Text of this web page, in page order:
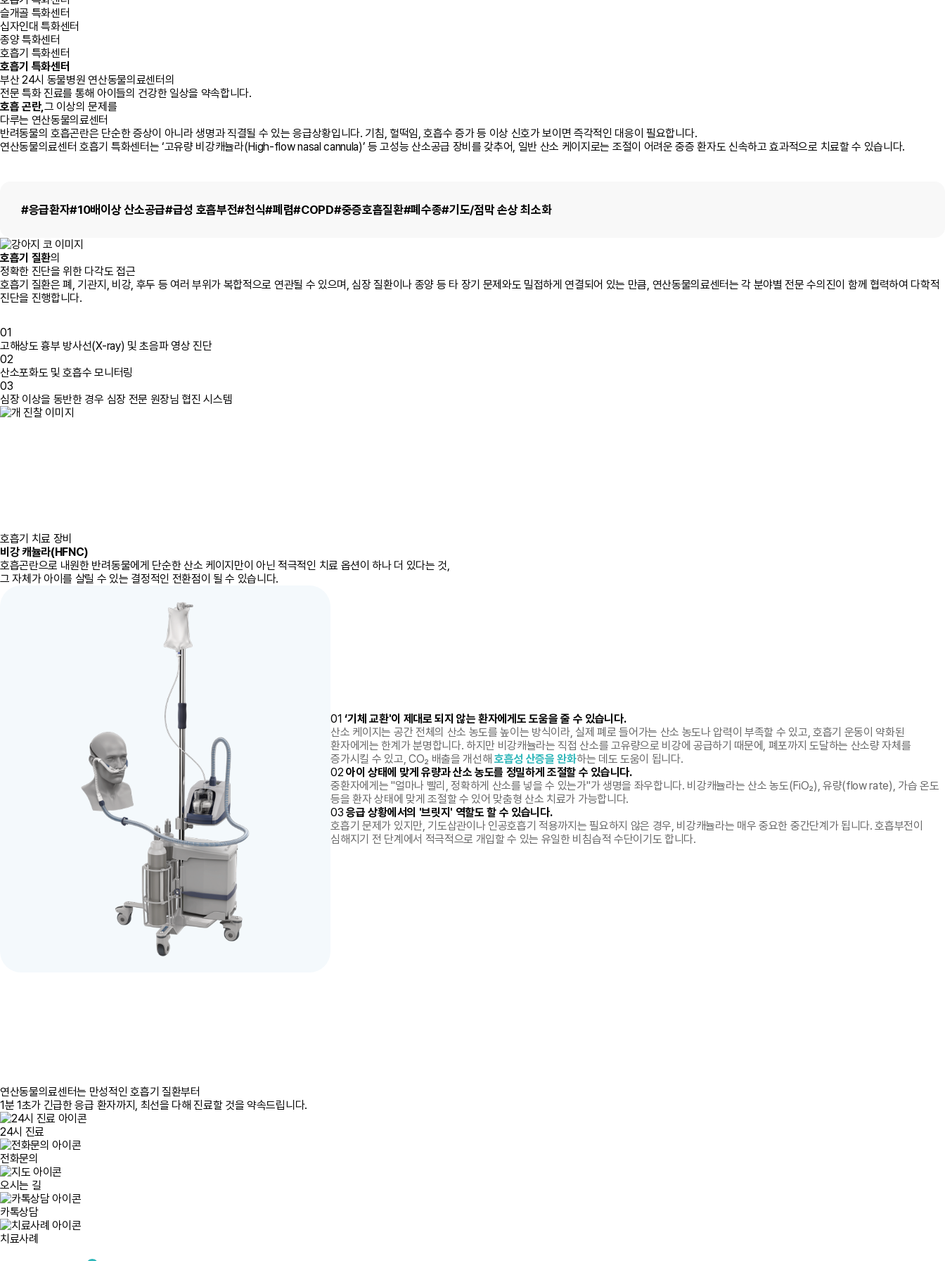
슬개골 특화센터
십자인대 특화센터
종양 특화센터
호흡기 특화센터
호흡기 특화센터
부산 24시 동물병원 연산동물의료센터의
전문 특화 진료를 통해 아이들의 건강한 일상을 약속합니다.
호흡 곤란,그 이상의 문제를
다루는 연산동물의료센터
반려동물의 호흡곤란은 단순한 증상이 아니라 생명과 직결될 수 있는 응급상황입니다. 기침, 헐떡임, 호흡수 증가 등 이상 신호가 보이면 즉각적인 대응이 필요합니다.
연산동물의료센터 호흡기 특화센터는 ‘고유량 비강캐뉼라(High-flow nasal cannula)’ 등 고성능 산소공급 장비를 갖추어, 일반 산소 케이지로는 조절이 어려운중증 환자도 신속하고 효과적으로 치료할 수 있습니다.
#응급환자#10배이상 산소공급#급성 호흡부전#천식#폐렴#COPD#중증호흡질환#폐수종#기도/점막 손상 최소화
호흡기 질환의
정확한 진단을 위한 다각도 접근
호흡기 질환은 폐, 기관지, 비강, 후두 등 여러 부위가 복합적으로 연관될 수 있으며, 심장 질환이나 종양 등 타 장기 문제와도 밀접하게 연결되어 있는 만큼, 연산동물의료센터는각 분야별 전문 수의진이 함께 협력하여 다학적
진단을 진행합니다.
01
고해상도 흉부 방사선(X-ray) 및 초음파 영상 진단
02
산소포화도 및 호흡수 모니터링
03
심장 이상을 동반한 경우 심장 전문 원장님 협진 시스템
호흡기 치료 장비
비강 캐뉼라(HFNC)
호흡곤란으로 내원한 반려동물에게 단순한 산소 케이지만이 아닌 적극적인 치료 옵션이 하나 더 있다는 것,
그 자체가 아이를 살릴 수 있는 결정적인 전환점이 될 수 있습니다.
01 ‘기체 교환'이 제대로 되지 않는 환자에게도 도움을 줄 수 있습니다.
산소 케이지는 공간 전체의 산소 농도를 높이는 방식이라, 실제 폐로 들어가는 산소 농도나 압력이 부족할 수 있고, 호흡기 운동이 약화된
환자에게는 한계가 분명합니다. 하지만 비강캐뉼라는 직접 산소를 고유량으로 비강에 공급하기 때문에, 폐포까지 도달하는 산소량 자체를
증가시킬 수 있고, CO₂ 배출을 개선해호흡성 산증을 완화하는 데도 도움이 됩니다.
02 아이 상태에 맞게 유량과 산소 농도를 정밀하게 조절할 수 있습니다.
중환자에게는 "얼마나 빨리, 정확하게 산소를 넣을 수 있는가"가 생명을 좌우합니다. 비강캐뉼라는 산소 농도(FiO₂), 유량(flow rate), 가습 온도
등을 환자 상태에 맞게 조절할 수 있어 맞춤형 산소 치료가 가능합니다.
03 응급 상황에서의 '브릿지' 역할도 할 수 있습니다.
호흡기 문제가 있지만, 기도삽관이나 인공호흡기 적용까지는 필요하지 않은 경우, 비강캐뉼라는 매우 중요한 중간단계가 됩니다. 호흡부전이
심해지기 전 단계에서 적극적으로 개입할 수 있는 유일한 비침습적 수단이기도 합니다.
연산동물의료센터는 만성적인 호흡기 질환부터
1분 1초가 긴급한 응급 환자까지, 최선을 다해 진료할 것을 약속드립니다.
24시 진료
전화문의
오시는 길
카톡상담
치료사례